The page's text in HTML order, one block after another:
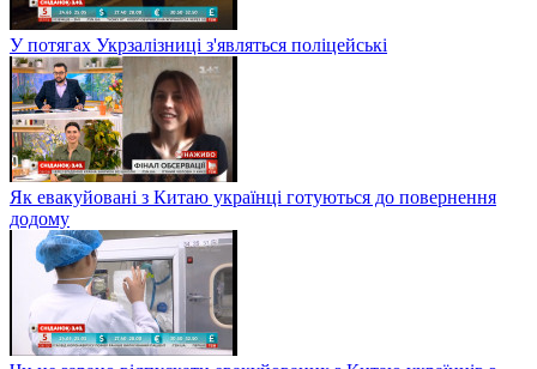
У потягах Укрзалізниці з'являться поліцейські
Як евакуйовані з Китаю українці готуються до повернення
додому